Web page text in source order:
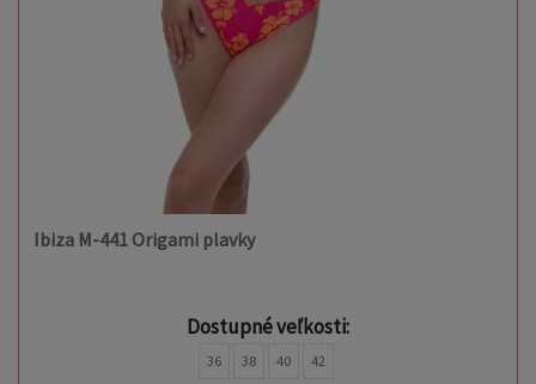
Ibiza M-441 Origami plavky
Dostupné veľkosti:
36 38 40 42